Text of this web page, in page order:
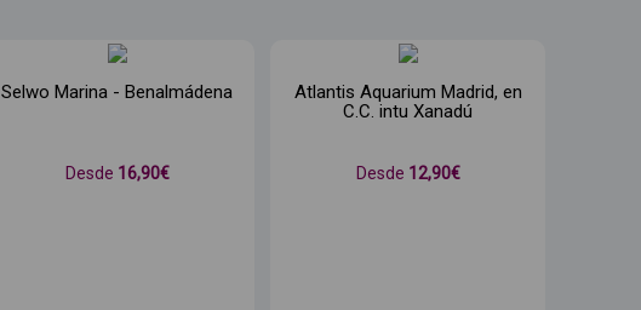
Selwo Marina - Benalmádena
Desde 16,90€
Atlantis Aquarium Madrid, en
C.C. intu Xanadú
Desde 12,90€